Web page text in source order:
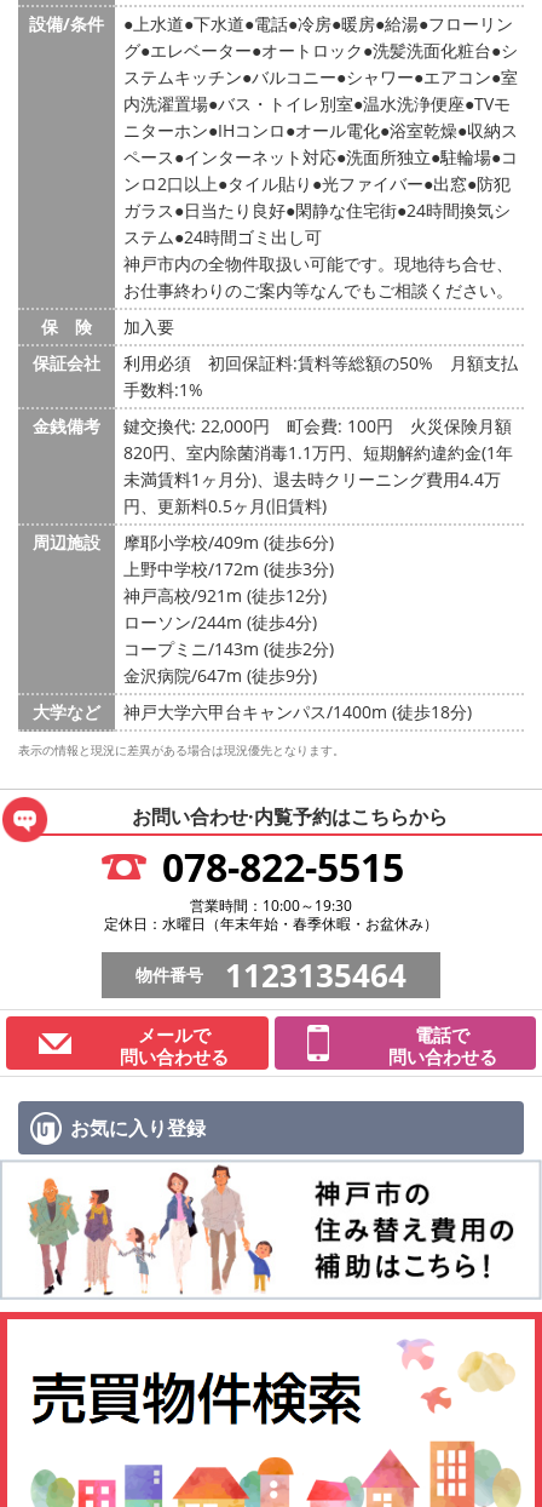
設備/条件
上水道 下水道 電話 冷房 暖房 給湯 フローリン
グ エレベーター オートロック 洗髪洗面化粧台 シ
ステムキッチン バルコニー シャワー エアコン 室
内洗濯置場 バス・トイレ別室 温水洗浄便座 TVモ
ニターホン IHコンロ オール電化 浴室乾燥 収納ス
ペース インターネット対応 洗面所独立 駐輪場 コ
ンロ2口以上 タイル貼り 光ファイバー 出窓 防犯
ガラス
日当たり良好 閑静な住宅街 24時間換気シ
ステム 24時間ゴミ出し可
神戸市内の全物件取扱い可能です。現地待ち合せ、
お仕事終わりのご案内等なんでもご相談ください。
保 険
加入要
保証会社
利用必須 初回保証料:賃料等総額の50% 月額支払
手数料:1%
金銭備考
鍵交換代: 22,000円 町会費: 100円
火災保険月額
820円、室内除菌消毒1.1万円、短期解約違約金(1年
未満賃料1ヶ月分)、退去時クリーニング費用4.4万
円、更新料0.5ヶ月(旧賃料)
周辺施設
摩耶小学校/409m (徒歩6分)
上野中学校/172m (徒歩3分)
神戸高校/921m (徒歩12分)
ローソン/244m (徒歩4分)
コープミニ/143m (徒歩2分)
金沢病院/647m (徒歩9分)
大学など
神戸大学六甲台キャンパス/1400m (徒歩18分)
表示の情報と現況に差異がある場合は現況優先となります。
お問い合わせ·内覧予約はこちらから
078-822-5515
営業時間：10:00～19:30
定休日：水曜日（年末年始・春季休暇・お盆休み）
物件番号 1123135464
メールで
問い合わせる
電話で
問い合わせる
お気に入り登録